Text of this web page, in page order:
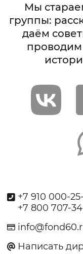
Мы
группы:
даём
проводим
+7 910 000-
+7 800 707-
Написать